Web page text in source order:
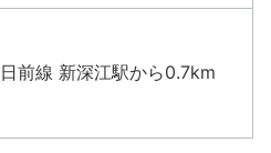
前線 新深江駅から0.7km